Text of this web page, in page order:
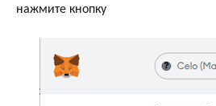
нажмите кнопку